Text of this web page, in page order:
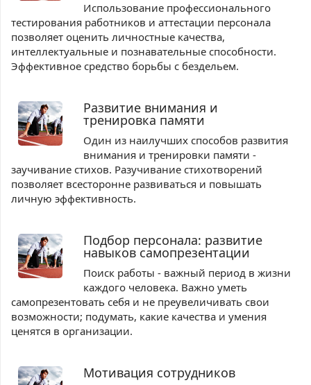
Использование профессионального
тестирования работников и аттестации персонала
позволяет оценить личностные качества,
интеллектуальные и познавательные способности.
Эффективное средство борьбы с бездельем.
Развитие внимания и
тренировка памяти
Один из наилучших способов развития
внимания и тренировки памяти -
заучивание стихов. Разучивание стихотворений
позволяет всесторонне развиваться и повышать
личную эффективность.
Подбор персонала: развитие
навыков самопрезентации
Поиск работы - важный период в жизни
каждого человека. Важно уметь
самопрезентовать себя и не преувеличивать свои
возможности; подумать, какие качества и умения
ценятся в организации.
Мотивация сотрудников